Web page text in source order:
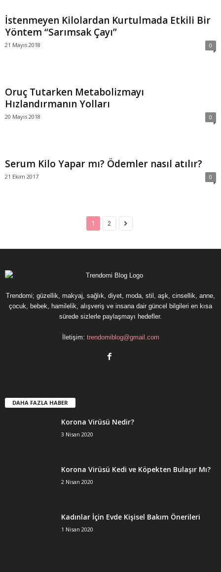
İstenmeyen Kilolardan Kurtulmada Etkili Bir
Yöntem “Sarımsak Çayı”
21 Mayıs 2018 0
Oruç Tutarken Metabolizmayı
Hızlandırmanın Yolları
20 Mayıs 2018 0
Serum Kilo Yapar mı? Ödemler nasıl atılır?
21 Ekim 2017 0
1 2
Trendomi; güzellik, makyaj, sağlık, diyet, moda, stil, aşk, cinsellik, anne,
çocuk, bebek, hamilelik, alışveriş ve insana dair güncel bilgileri en kısa
sürede sizlerle paylaşmayı hedefler.
İletişim: trendomiblog@gmail.com
DAHA FAZLA HABER
Korona Virüsü Nedir?
3 Nisan 2020
Korona Virüsü Kedi ve Köpekten Bulaşır Mı?
2 Nisan 2020
Kadınlar İçin Evde Kişisel Bakım Önerileri
1 Nisan 2020